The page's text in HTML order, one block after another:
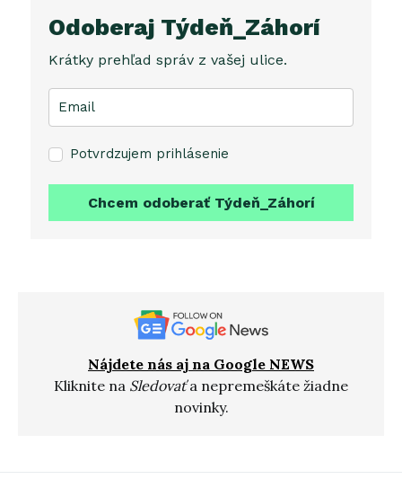
Odoberaj Týdeň_Záhorí
Krátky prehľad správ z vašej ulice.
Potvrdzujem prihlásenie
Chcem odoberať Týdeň_Záhorí
Nájdete nás aj na Google NEWS
Kliknite na Sledovaťa nepremeškáte žiadne
novinky.